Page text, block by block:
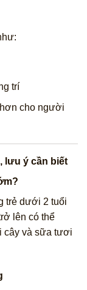
trí
cho người
lưu ý cần biết
trẻ dưới 2 tuổi
lên có thể
cây và sữa tươi